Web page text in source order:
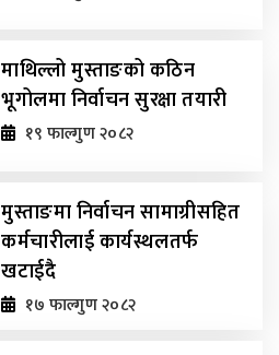
माथिल्लो मुस्ताङको कठिन
भूगोलमा निर्वाचन सुरक्षा तयारी
१९ फाल्गुण २०८२
मुस्ताङमा निर्वाचन सामाग्रीसहित
कर्मचारीलाई कार्यस्थलतर्फ
खटाईदै
१७ फाल्गुण २०८२